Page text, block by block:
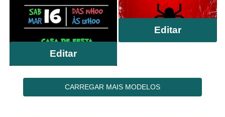
Editar
Editar
CARREGAR MAIS MODELOS